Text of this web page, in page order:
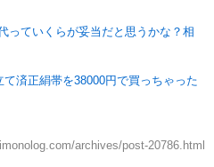
っていくらが妥当だと思うかな？相
済正絹帯を38000円で買っちゃった
archives/post-20786.html